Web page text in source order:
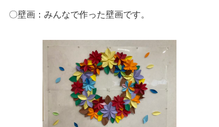
〇壁画：みんなで作った壁画です。